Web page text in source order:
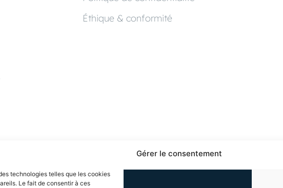
Gérer le consentement
technologies telles que les cookies
Le fait de consentir à ces
Éthique & conformité